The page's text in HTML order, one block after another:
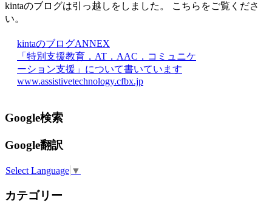
kintaのブログは引っ越しをしました。 こちらをご覧くださ
い。
kintaのブログANNEX
「特別支援教育，AT，AAC，コミュニケ
ーション支援」について書いています
www.assistivetechnology.cfbx.jp
Google検索
Google翻訳
Select Language ▼
カテゴリー